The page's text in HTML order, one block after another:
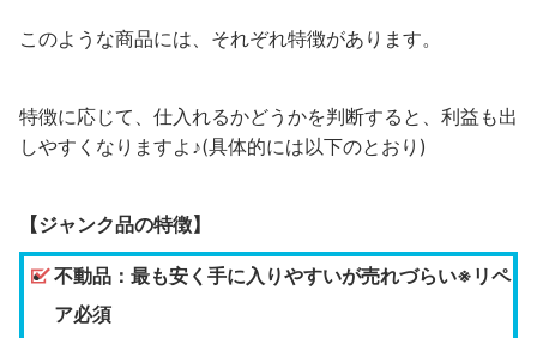
このような商品には、それぞれ特徴があります。
特徴に応じて、仕入れるかどうかを判断すると、利益も出
しやすくなりますよ♪(具体的には以下のとおり)
【ジャンク品の特徴】
不動品：最も安く手に入りやすいが売れづらい※リペ
ア必須